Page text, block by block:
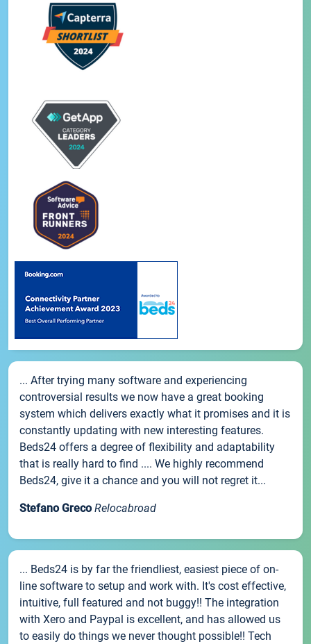
... After trying many software and experiencing
controversial results we now have a great booking
system which delivers exactly what it promises and it is
constantly updating with new interesting features.
Beds24 offers a degree of flexibility and adaptability
that is really hard to find .... We highly recommend
Beds24, give it a chance and you will not regret it...
Stefano Greco Relocabroad
... Beds24 is by far the friendliest, easiest piece of on-
line software to setup and work with. It's cost effective,
intuitive, full featured and not buggy!! The integration
with Xero and Paypal is excellent, and has allowed us
to easily do things we never thought possible!! Tech